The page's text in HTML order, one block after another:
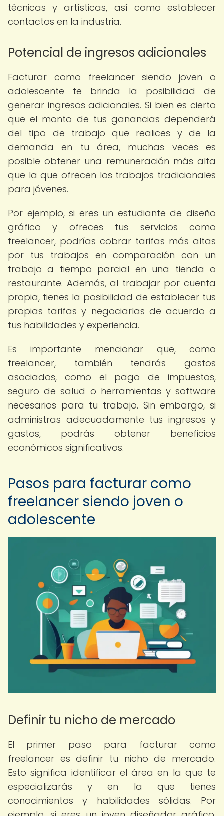
técnicas y artísticas, así como establecer
contactos en la industria.
Potencial de ingresos adicionales
Facturar como freelancer siendo joven o
adolescente te brinda la posibilidad de
generar ingresos adicionales. Si bien es cierto
que el monto de tus ganancias dependerá
del tipo de trabajo que realices y de la
demanda en tu área, muchas veces es
posible obtener una remuneración más alta
que la que ofrecen los trabajos tradicionales
para jóvenes.
Por ejemplo, si eres un estudiante de diseño
gráfico y ofreces tus servicios como
freelancer, podrías cobrar tarifas más altas
por tus trabajos en comparación con un
trabajo a tiempo parcial en una tienda o
restaurante. Además, al trabajar por cuenta
propia, tienes la posibilidad de establecer tus
propias tarifas y negociarlas de acuerdo a
tus habilidades y experiencia.
Es importante mencionar que, como
freelancer, también tendrás gastos
asociados, como el pago de impuestos,
seguro de salud o herramientas y software
necesarios para tu trabajo. Sin embargo, si
administras adecuadamente tus ingresos y
gastos, podrás obtener beneficios
económicos significativos.
Pasos para facturar como
freelancer siendo joven o
adolescente
Definir tu nicho de mercado
El primer paso para facturar como
freelancer es definir tu nicho de mercado.
Esto significa identificar el área en la que te
especializarás y en la que tienes
conocimientos y habilidades sólidas. Por